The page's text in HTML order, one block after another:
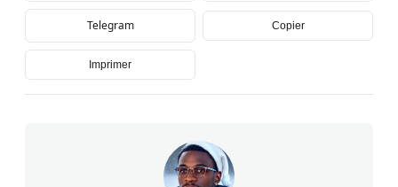
Telegram Copier
Imprimer